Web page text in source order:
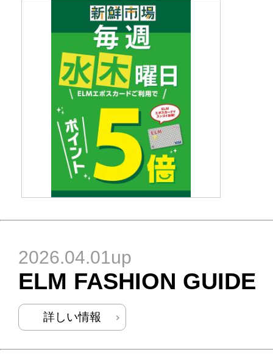
2026.04.01up
ELM FASHION GUIDE
詳しい情報